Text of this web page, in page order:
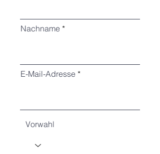
Nachname
E-Mail-Adresse
Vorwahl